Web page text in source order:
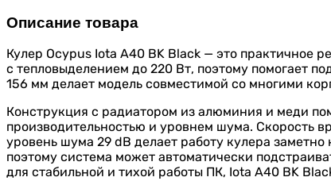
Описание товара
Кулер Ocypus Iota A40 BK Black — это практичное
с тепловыделением до 220 Вт, поэтому помогает
156 мм делает модель совместимой со многими
Конструкция с радиатором из алюминия и меди
производительностью и уровнем шума. Скорость
уровень шума 29 dB делает работу кулера
поэтому система может автоматически
для стабильной и тихой работы ПК, Iota A40 BK